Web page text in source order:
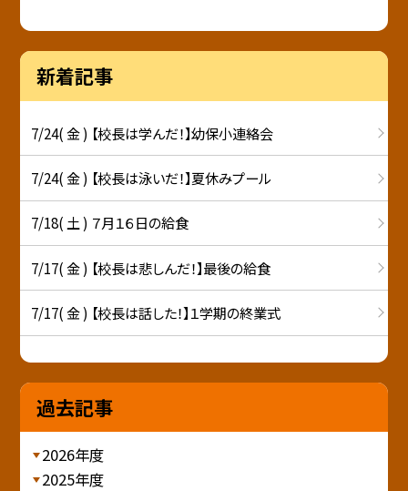
新着記事
7/24( 金 ) 【校長は学んだ！】幼保小連絡会
7/24( 金 ) 【校長は泳いだ！】夏休みプール
7/18( 土 ) ７月１６日の給食
7/17( 金 ) 【校長は悲しんだ！】最後の給食
7/17( 金 ) 【校長は話した！】１学期の終業式
過去記事
2026年度
2025年度